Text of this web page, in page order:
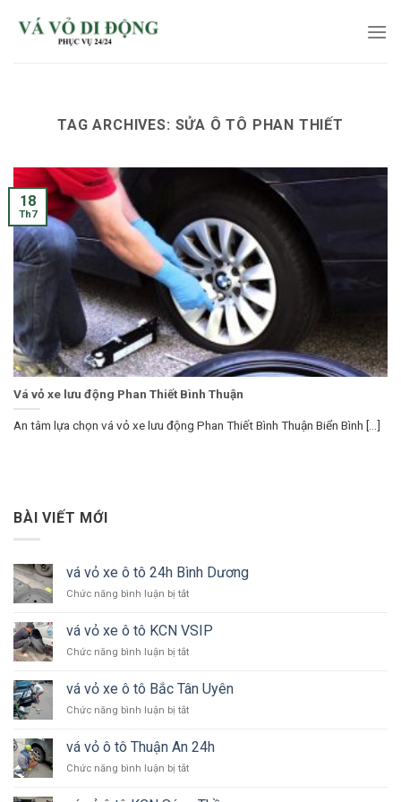
TAG ARCHIVES: SỬA Ô TÔ PHAN THIẾT
Vá vỏ xe lưu động Phan Thiết Bình Thuận
An tâm lựa chọn vá vỏ xe lưu động Phan Thiết Bình Thuận Biển Bình [...]
18
Th7
BÀI VIẾT MỚI
vá vỏ xe ô tô 24h Bình Dương
Chức năng bình luận bị tắtở
vỏ
xe
ô
24h
Dương
vá vỏ xe ô tô KCN VSIP
Chức năng bình luận bị tắtở
vỏ
xe
ô
KCN
vá vỏ xe ô tô Bắc Tân Uyên
Chức năng bình luận bị tắtở
vỏ
xe
ô
vá vỏ ô tô Thuận An 24h
Chức năng bình luận bị tắtở